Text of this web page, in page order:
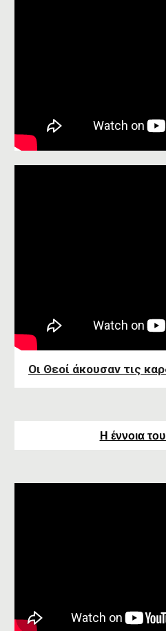
Οι Θεοί άκουσαν τις
Η έννοια